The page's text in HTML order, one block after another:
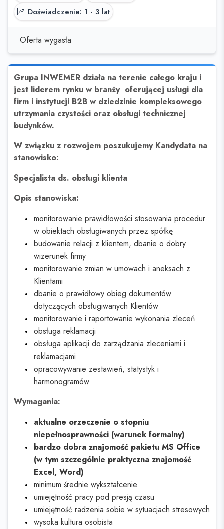
Doświadczenie: 1 - 3 lat
Oferta wygasła
Grupa INWEMER działa na terenie całego kraju i
jest liderem rynku w branży oferującej usługi dla
firm i instytucji B2B w dziedzinie kompleksowego
utrzymania czystości oraz obsługi technicznej
budynków.
W związku z rozwojem poszukujemy Kandydata na
stanowisko:
Specjalista ds. obsługi klienta
Opis stanowiska:
monitorowanie prawidłowości stosowania procedur
w obiektach obsługiwanych przez spółkę
budowanie relacji z klientem, dbanie o dobry
wizerunek firmy
monitorowanie zmian w umowach i aneksach z
Klientami
dbanie o prawidłowy obieg dokumentów
dotyczących obsługiwanych Klientów
monitorowanie i raportowanie wykonania zleceń
obsługa reklamacji
obsługa aplikacji do zarządzania zleceniami i
reklamacjami
opracowywanie zestawień, statystyk i
harmonogramów
Wymagania:
aktualne orzeczenie o stopniu
niepełnosprawności (warunek formalny)
bardzo dobra znajomość pakietu MS Office
(w tym szczególnie praktyczna znajomość
Excel, Word)
minimum średnie wykształcenie
umiejętność pracy pod presją czasu
umiejętność radzenia sobie w sytuacjach stresowych
wysoka kultura osobista